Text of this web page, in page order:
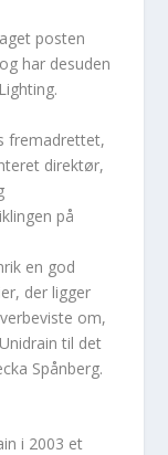
posten
har desuden
fremadrettet,
direktør,
på
en god
der ligger
om,
til det
Spånberg.
i 2003 et